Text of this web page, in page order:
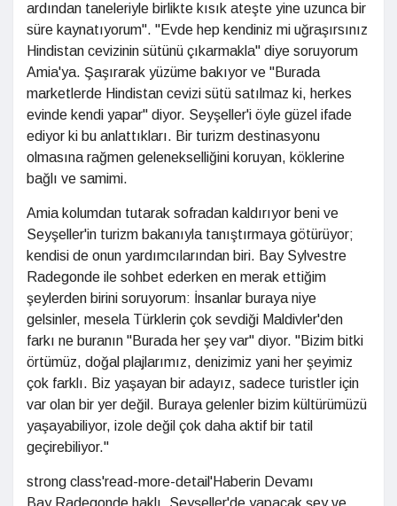
ardından taneleriyle birlikte kısık ateşte yine uzunca bir
süre kaynatıyorum". "Evde hep kendiniz mi uğraşırsınız
Hindistan cevizinin sütünü çıkarmakla" diye soruyorum
Amia'ya. Şaşırarak yüzüme bakıyor ve "Burada
marketlerde Hindistan cevizi sütü satılmaz ki, herkes
evinde kendi yapar" diyor. Seyşeller'i öyle güzel ifade
ediyor ki bu anlattıkları. Bir turizm destinasyonu
olmasına rağmen gelenekselliğini koruyan, köklerine
bağlı ve samimi.
Amia kolumdan tutarak sofradan kaldırıyor beni ve
Seyşeller'in turizm bakanıyla tanıştırmaya götürüyor;
kendisi de onun yardımcılarından biri. Bay Sylvestre
Radegonde ile sohbet ederken en merak ettiğim
şeylerden birini soruyorum: İnsanlar buraya niye
gelsinler, mesela Türklerin çok sevdiği Maldivler'den
farkı ne buranın "Burada her şey var" diyor. "Bizim bitki
örtümüz, doğal plajlarımız, denizimiz yani her şeyimiz
çok farklı. Biz yaşayan bir adayız, sadece turistler için
var olan bir yer değil. Buraya gelenler bizim kültürümüzü
yaşayabiliyor, izole değil çok daha aktif bir tatil
geçirebiliyor."
strong class'read-more-detail'Haberin Devamı
Bay Radegonde haklı. Seyşeller'de yapacak şey ve